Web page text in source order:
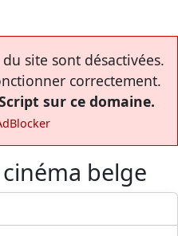
site sont désactivées.
correctement.
sur ce domaine.
belge